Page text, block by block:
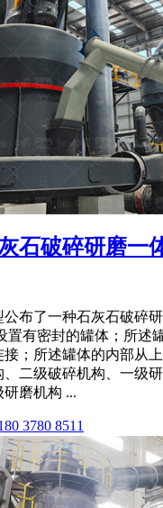
石破碎研磨一
公布了一种石灰石破碎
置有密封的罐体；所述
接；所述罐体的内部从
、二级破碎机构、一级
磨机构 ...
3780 8511